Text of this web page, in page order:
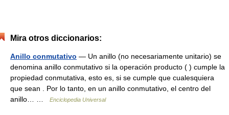
Mira otros diccionarios:
Anillo conmutativo — Un anillo (no necesariamente unitario) se
denomina anillo conmutativo si la operación producto ( ) cumple la
propiedad conmutativa, esto es, si se cumple que cualesquiera
que sean . Por lo tanto, en un anillo conmutativo, el centro del
anillo… …
Enciclopedia Universal